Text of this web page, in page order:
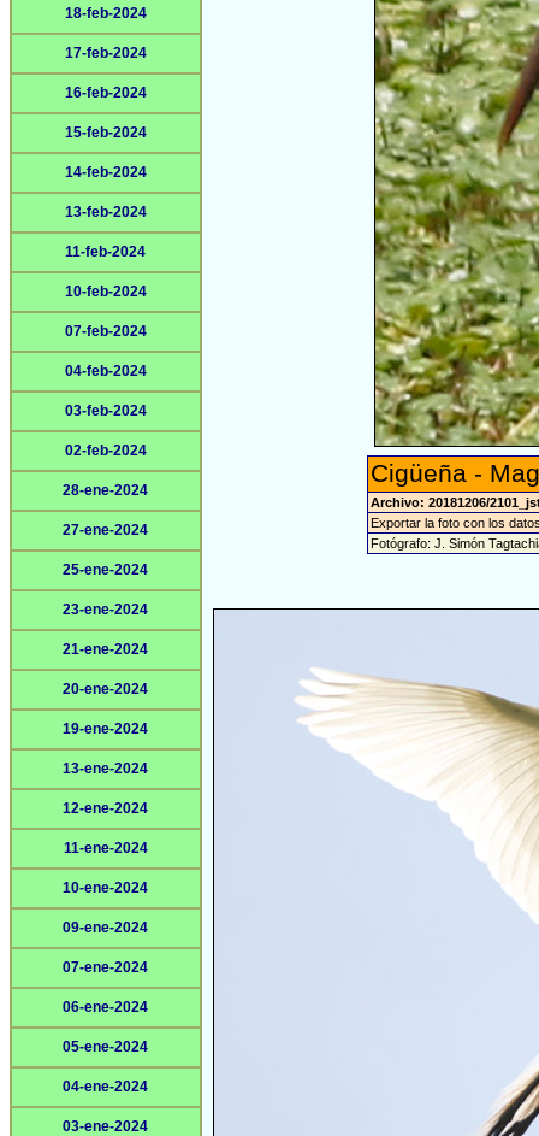
18-feb-2024
17-feb-2024
16-feb-2024
15-feb-2024
14-feb-2024
13-feb-2024
11-feb-2024
10-feb-2024
07-feb-2024
04-feb-2024
03-feb-2024
02-feb-2024
28-ene-2024
27-ene-2024
25-ene-2024
23-ene-2024
21-ene-2024
20-ene-2024
19-ene-2024
13-ene-2024
12-ene-2024
11-ene-2024
10-ene-2024
09-ene-2024
07-ene-2024
06-ene-2024
05-ene-2024
04-ene-2024
03-ene-2024
Cigüeña -
Archivo: 20181206/
Exportar la foto con los
Fotógrafo: J. Simón